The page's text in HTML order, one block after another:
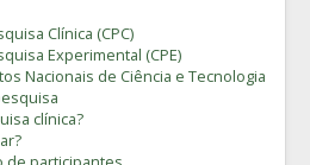
Clínica (CPC)
Experimental (CPE)
Nacionais de Ciência e Tecnologia
clínica?